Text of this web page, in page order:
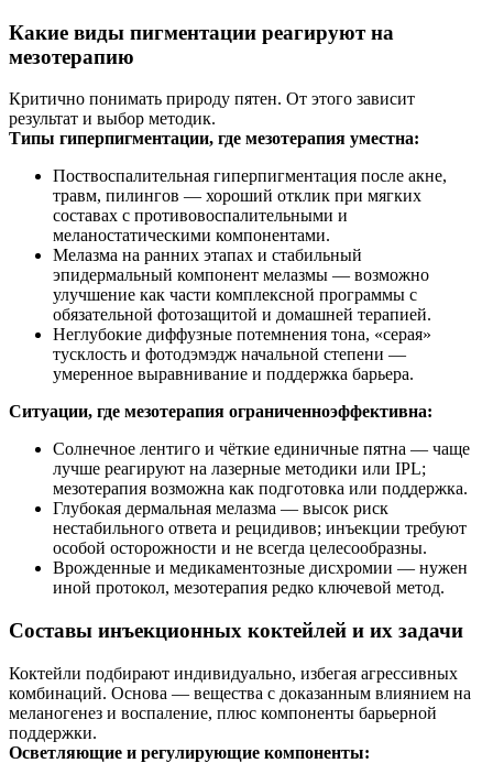
Какие виды пигментации реагируют на
мезотерапию
Критично понимать природу пятен. От этого зависит
результат и выбор методик.
Типы гиперпигментации, где мезотерапия уместна:
Поствоспалительная гиперпигментация после акне,
травм, пилингов — хороший отклик при мягких
составах с противовоспалительными и
меланостатическими компонентами.
Мелазма на ранних этапах и стабильный
эпидермальный компонент мелазмы — возможно
улучшение как части комплексной программы с
обязательной фотозащитой и домашней терапией.
Неглубокие диффузные потемнения тона, «серая»
тусклость и фотодэмэдж начальной степени —
умеренное выравнивание и поддержка барьера.
Ситуации, где мезотерапия ограниченноэффективна:
Солнечное лентиго и чёткие единичные пятна — чаще
лучше реагируют на лазерные методики или IPL;
мезотерапия возможна как подготовка или поддержка.
Глубокая дермальная мелазма — высок риск
нестабильного ответа и рецидивов; инъекции требуют
особой осторожности и не всегда целесообразны.
Врожденные и медикаментозные дисхромии — нужен
иной протокол, мезотерапия редко ключевой метод.
Составы инъекционных коктейлей и их задачи
Коктейли подбирают индивидуально, избегая агрессивных
комбинаций. Основа — вещества с доказанным влиянием на
меланогенез и воспаление, плюс компоненты барьерной
поддержки.
Осветляющие и регулирующие компоненты: